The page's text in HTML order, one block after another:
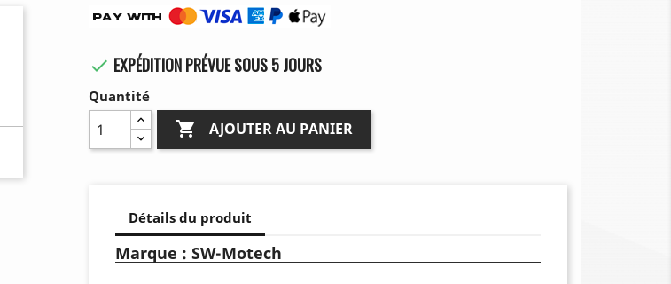
 EXPÉDITION PRÉVUE SOUS 5 JOURS
Quantité
 AJOUTER AU PANIER
Détails du produit
Marque : SW-Motech